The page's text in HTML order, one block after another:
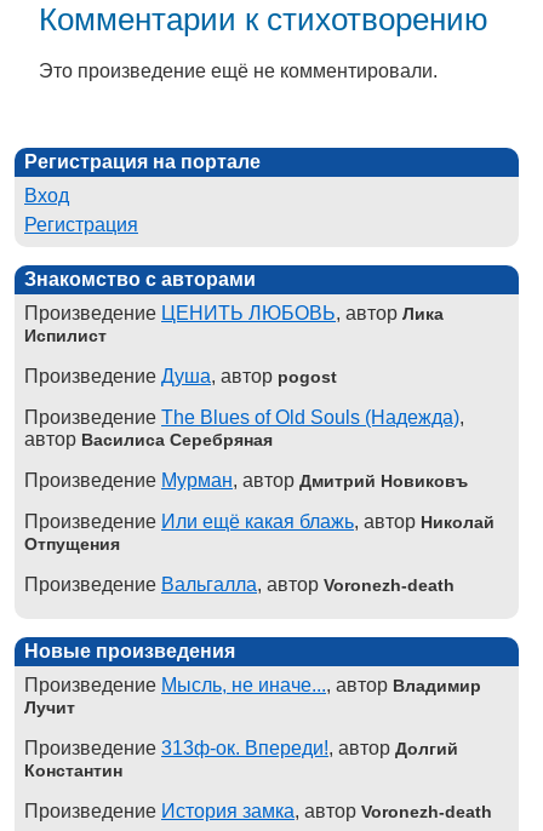
Комментарии к стихотворению
Это произведение ещё не комментировали.
Регистрация на портале
Вход
Регистрация
Знакомство с авторами
Произведение ЦЕНИТЬ ЛЮБОВЬ, автор Лика
Испилист
Произведение Душа, автор pogost
Произведение The Blues of Old Souls (Надежда),
автор Василиса Серебряная
Произведение Мурман, автор Дмитрий Новиковъ
Произведение Или ещё какая блажь, автор Николай
Отпущения
Произведение Вальгалла, автор Voronezh-death
Новые произведения
Произведение Мысль, не иначе..., автор Владимир
Лучит
Произведение 313ф-ок. Впереди!, автор Долгий
Константин
Произведение История замка, автор Voronezh-death